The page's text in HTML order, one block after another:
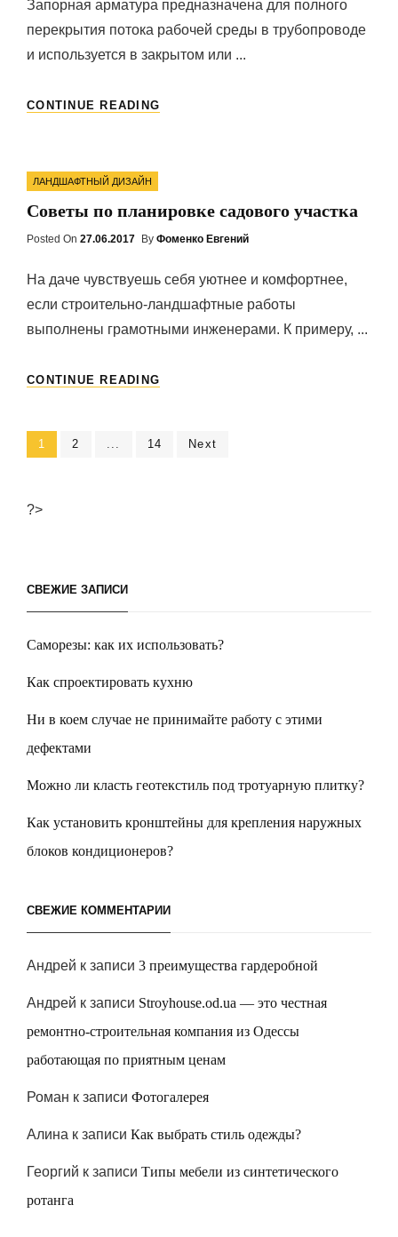
Запорная арматура предназначена для полного
перекрытия потока рабочей среды в трубопроводе
и используется в закрытом или ...
CONTINUE READING
Categories
ЛАНДШАФТНЫЙ ДИЗАЙН
Советы по планировке садового участка
Posted On Posted
27.06.2017 By Фоменко Евгений
На даче чувствуешь себя уютнее и комфортнее,
если строительно-ландшафтные работы
выполнены грамотными инженерами. К примеру, ...
CONTINUE READING
УЧАСТКА
Навигация
записям
Page
1 Page
2 Page
14 Next
?>
СВЕЖИЕ ЗАПИСИ
Саморезы: как их использовать?
Как спроектировать кухню
Ни в коем случае не принимайте работу с этими
дефектами
Можно ли класть геотекстиль под тротуарную плитку?
Как установить кронштейны для крепления наружных
блоков кондиционеров?
СВЕЖИЕ КОММЕНТАРИИ
Андрей к записи 3 преимущества гардеробной
Андрей к записи Stroyhouse.od.ua — это честная
ремонтно-строительная компания из Одессы
работающая по приятным ценам
Роман к записи Фотогалерея
Алина к записи Как выбрать стиль одежды?
Георгий к записи Типы мебели из синтетического
ротанга